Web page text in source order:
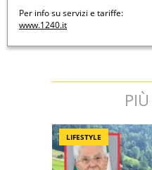
Per info su servizi e tariffe:
www.1240.it
LIFESTYLE